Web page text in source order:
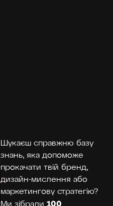
Шукаєш справжню базу
знань, яка допоможе
прокачати твій бренд,
дизайн-мислення або
маркетингову стратегію?
100